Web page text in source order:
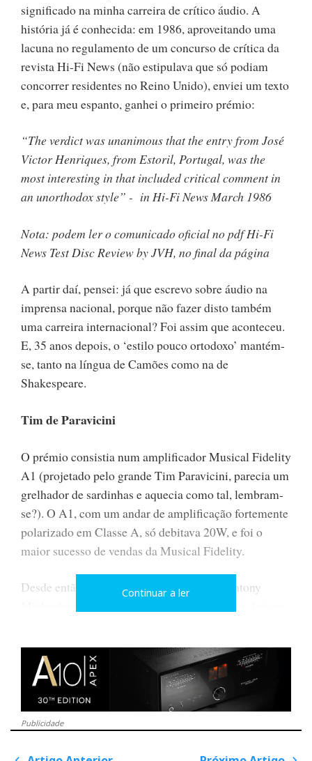
significado na minha carreira de crítico áudio. A
história já é conhecida: em 1986, aproveitando uma
lacuna no regulamento de um concurso de crítica da
revista Hi-Fi News (não estipulava que só podiam
concorrer residentes no Reino Unido), enviei um texto
e, para meu espanto, ganhei o primeiro prémio:
“The verdict was unanimous that the entry from José
Victor Henriques, from Estoril, Portugal, was the
most interesting in that included critical comment in
an unorthodox style” - in Hi-Fi News March 1986
Nota: podem ler o comunicado oficial no pdf Hi-Fi
News Test Disc Review by JVH, no final da página
A partir daí, pensei: já que escrevo sobre áudio na
imprensa nacional, porque não fazer disto também
uma carreira internacional? Foi assim que aconteceu.
E, 35 anos depois, o ‘estilo pouco ortodoxo’ mantém-
se, tanto na língua de Camões como na de
Shakespeare.
Tim de Paravicini
O prémio consistia num amplificador Musical Fidelity
A1 (projetado pelo grande Tim Paravicini, parecia um
grelhador de sardinhas e aquecia como tal, lembram-
se?). O A1, com um andar de amplificação fortemente
polarizado em Classe A, só debitava 20W, e foi o
maior sucesso de vendas da Musical Fidelity.
Desde então, tenho seguido a carreira de Antony
(choke regulated power supply), o incrível A1000 (de
50W Classe AB), os monoblocos kW de 1kW e
129Kg de peso (!), os ‘cilindros’ da série X; e,
finalmente, os modelos NuVista e TriVista (‘válvulas’
Nuvistor), até aos atuais Model M, a grande família a
Continuar a ler
Publicidade